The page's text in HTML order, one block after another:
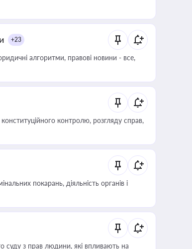
+23
алгоритми, правові новини - все,
контролю, розгляду справ,
покарань, діяльність органів і
суду з прав людини, які впливають на